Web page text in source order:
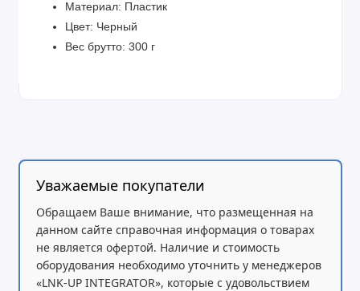
Материал: Пластик
Цвет: Черный
Вес брутто: 300 г
Уважаемые покупатели
Обращаем Ваше внимание, что размещенная на
данном сайте справочная информация о товарах
не является офертой. Наличие и стоимость
оборудования необходимо уточнить у менеджеров
«LNK-UP INTEGRATOR», которые с удовольствием